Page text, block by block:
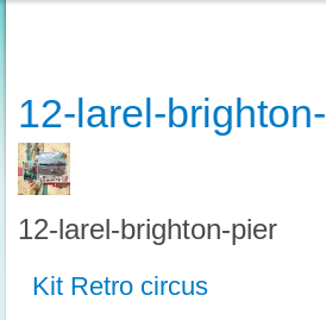
12-larel-
12-larel-brighton-pier
Kit Retro circus